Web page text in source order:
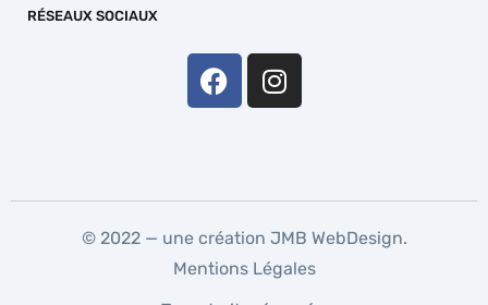
RÉSEAUX SOCIAUX
© 2022 — une création JMB WebDesign.
Mentions Légales